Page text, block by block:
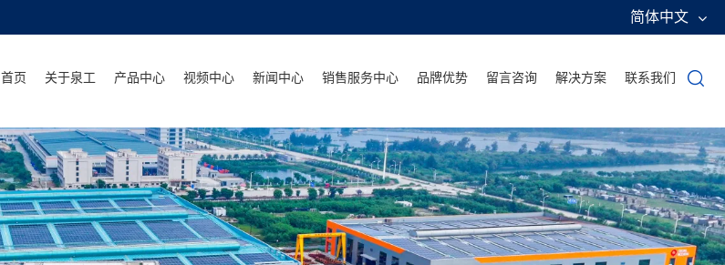
简体中文
首页 关于泉工 产品中心 视频中心 新闻中心 销售服务中心 品牌优势 留言咨询 解决方案 联系我们 